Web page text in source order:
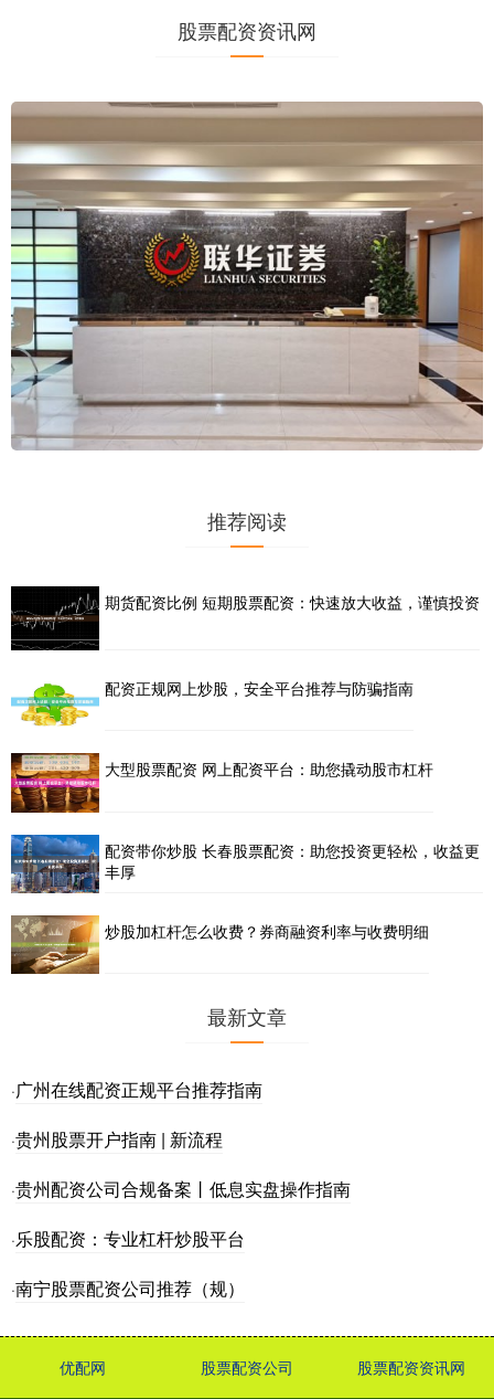
股票配资资讯网
推荐阅读
期货配资比例 短期股票配资：快速放大收益，谨慎投资
配资正规网上炒股，安全平台推荐与防骗指南
大型股票配资 网上配资平台：助您撬动股市杠杆
配资带你炒股 长春股票配资：助您投资更轻松，收益更
丰厚
炒股加杠杆怎么收费？券商融资利率与收费明细
最新文章
·广州在线配资正规平台推荐指南
·贵州股票开户指南 | 新流程
·贵州配资公司合规备案丨低息实盘操作指南
·乐股配资：专业杠杆炒股平台
·南宁股票配资公司推荐（规）
优配网 股票配资公司 股票配资资讯网